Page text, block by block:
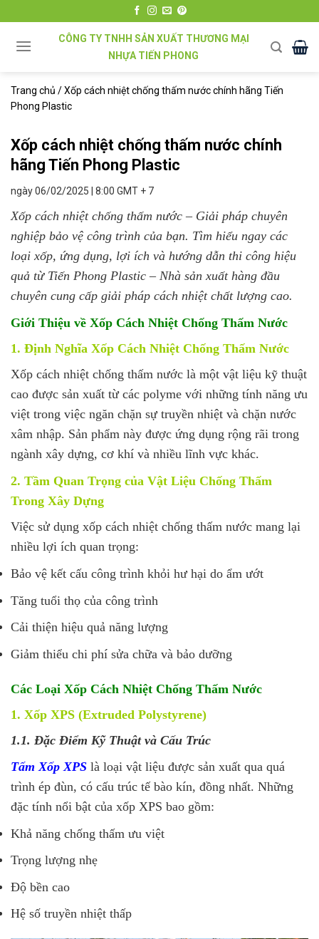
đến
CÔNG TY TNHH SẢN XUẤT THƯƠNG MẠI
NHỰA TIẾN PHONG
Trang chủ /Xốp cách nhiệt chống thấm nước chính hãng Tiến
Phong Plastic
Xốp cách nhiệt chống thấm nước chính
hãng Tiến Phong Plastic
ngày 06/02/2025 | 8:00 GMT + 7
Xốp cách nhiệt chống thấm nước – Giải pháp chuyên
nghiệp bảo vệ công trình của bạn. Tìm hiểu ngay các
loại xốp, ứng dụng, lợi ích và hướng dẫn thi công hiệu
quả từ Tiến Phong Plastic – Nhà sản xuất hàng đầu
chuyên cung cấp giải pháp cách nhiệt chất lượng cao.
Giới Thiệu về Xốp Cách Nhiệt Chống Thấm Nước
1. Định Nghĩa Xốp Cách Nhiệt Chống Thấm Nước
Xốp cách nhiệt chống thấm nước là một vật liệu kỹ thuật
cao được sản xuất từ các polyme với những tính năng ưu
việt trong việc ngăn chặn sự truyền nhiệt và chặn nước
xâm nhập. Sản phẩm này được ứng dụng rộng rãi trong
ngành xây dựng, cơ khí và nhiều lĩnh vực khác.
2. Tầm Quan Trọng của Vật Liệu Chống Thấm
Trong Xây Dựng
Việc sử dụng xốp cách nhiệt chống thấm nước mang lại
nhiều lợi ích quan trọng:
Bảo vệ kết cấu công trình khỏi hư hại do ẩm ướt
Tăng tuổi thọ của công trình
Cải thiện hiệu quả năng lượng
Giảm thiểu chi phí sửa chữa và bảo dưỡng
Các Loại Xốp Cách Nhiệt Chống Thấm Nước
1. Xốp XPS (Extruded Polystyrene)
1.1. Đặc Điểm Kỹ Thuật và Cấu Trúc
Tấm Xốp XPS là loại vật liệu được sản xuất qua quá
trình ép đùn, có cấu trúc tế bào kín, đồng nhất. Những
đặc tính nổi bật của xốp XPS bao gồm:
Khả năng chống thấm ưu việt
Trọng lượng nhẹ
Độ bền cao
Hệ số truyền nhiệt thấp